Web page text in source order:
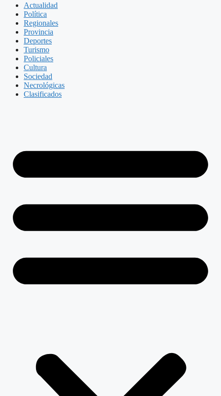
Actualidad
Política
Regionales
Provincia
Deportes
Turismo
Policiales
Cultura
Sociedad
Necrológicas
Clasificados